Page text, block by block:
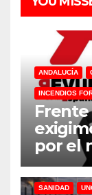
ANDALUCÍA
INCENDIOS
por el
31M
SANIDAD